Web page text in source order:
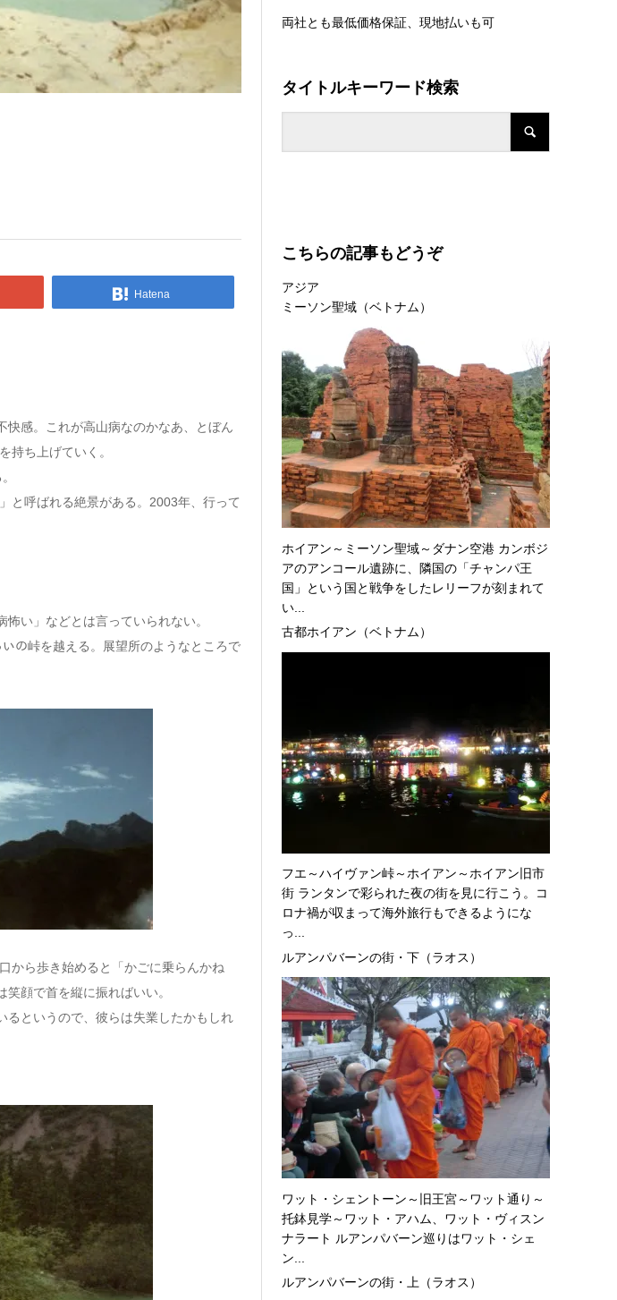
Hatena
快感。これが高山病なのかなあ、とぼん
持ち上げていく。
と呼ばれる絶景がある。2003年、行って
い」などとは言っていられない。
の峠を越える。展望所のようなところで
から歩き始めると「かごに乗らんかね
顔で首を縦に振ればいい。
るというので、彼らは失業したかもしれ
両社とも最低価格保証、現地払いも可
タイトルキーワード検索
こちらの記事もどうぞ
アジア
ミーソン聖域（ベトナム）
ホイアン～ミーソン聖域～ダナン空港 カンボジ
アのアンコール遺跡に、隣国の「チャンパ王
国」という国と戦争をしたレリーフが刻まれて
い...
古都ホイアン（ベトナム）
フエ～ハイヴァン峠～ホイアン～ホイアン旧市
街 ランタンで彩られた夜の街を見に行こう。コ
ロナ禍が収まって海外旅行もできるようにな
っ...
ルアンパバーンの街・下（ラオス）
ワット・シェントーン～旧王宮～ワット通り～
托鉢見学～ワット・アハム、ワット・ヴィスン
ナラート ルアンパバーン巡りはワット・シェ
ン...
ルアンパバーンの街・上（ラオス）